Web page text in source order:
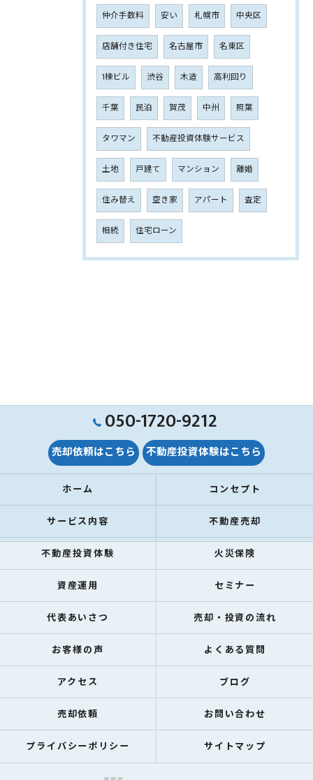
仲介手数料 安い 札幌市 中央区
店舗付き住宅 名古屋市 名東区
1棟ビル 渋谷 木造 高利回り
千葉 民泊 賀茂 中州 照葉
タワマン 不動産投資体験サービス
土地 戸建て マンション 離婚
住み替え 空き家 アパート 査定
相続 住宅ローン
050-1720-9212
売却依頼はこちら 不動産投資体験はこちら
ホーム コンセプト
サービス内容 不動産売却
不動産投資体験 火災保険
資産運用 セミナー
代表あいさつ 売却・投資の流れ
お客様の声 よくある質問
アクセス ブログ
売却依頼 お問い合わせ
プライバシーポリシー サイトマップ